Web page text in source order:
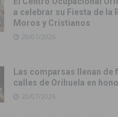
a celebrar su Fiesta de la
Moros y Cristianos
20/07/2026
Las comparsas llenan de
calles de Orihuela en
20/07/2026